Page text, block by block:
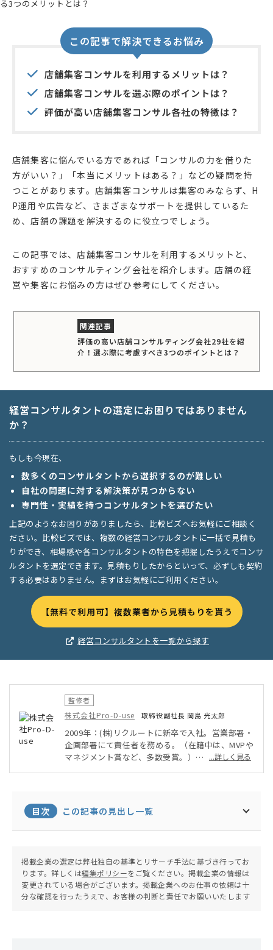
この記事で解決できるお悩み
店舗集客コンサルを利用するメリットは？
店舗集客コンサルを選ぶ際のポイントは？
評価が高い店舗集客コンサル各社の特徴は？
店舗集客に悩んでいる方であれば「コンサルの力を借りた
方がいい？」「本当にメリットはある？」などの疑問を持
つことがあります。店舗集客コンサルは集客のみならず、H
P運用や広告など、さまざまなサポートを提供しているた
め、店舗の課題を解決するのに役立つでしょう。
この記事では、店舗集客コンサルを利用するメリットと、
おすすめのコンサルティング会社を紹介します。店舗の経
営や集客にお悩みの方はぜひ参考にしてください。
評価の高い店舗コンサルティング会社29社を紹
介！選ぶ際に考慮すべき3つのポイントとは？
経営コンサルタントの選定にお困りではありません
か？
もしも今現在、
数多くのコンサルタントから選択するのが難しい
自社の問題に対する解決策が見つからない
専門性・実績を持つコンサルタントを選びたい
上記のようなお困りがありましたら、比較ビズへお気軽にご相談く
ださい。比較ビズでは、複数の経営コンサルタントに一括で見積も
りができ、相場感や各コンサルタントの特色を把握したうえでコンサ
ルタントを選定できます。見積もりしたからといって、必ずしも契約
する必要はありません。まずはお気軽にご利用ください。
【無料で利用可】複数業者から見積もりを貰う
経営コンサルタントを一覧から探す
監修者
株式会社Pro-D-use 取締役副社長 岡島 光太郎
2009年：(株)リクルートに新卒で入社。営業部署・
企画部署にて責任者を務める。（在籍中は、MVPや
マネジメント賞など、多数受賞。）
2014年：アソビュー(株)に転職。その後、営業責任
者、新規事業責任者、事業企画を歴任。
2015年：(株)Pro-D-useを創業。取締役副社長（現
ーケティングを主軸とした売れる仕組み作り、業務
システムの導入・運用、融資を中心とした資金調
達〜財務のコンサルティングを得意としている。
また、個人でも中小企業の融資を支援するサービス
...詳しく見る
目次 この記事の見出し一覧
掲載企業の選定は弊社独自の基準とリサーチ手法に基づき行ってお
ります。詳しくは編集ポリシーをご覧ください。掲載企業の情報は
変更されている場合がございます。掲載企業へのお仕事の依頼は十
分な確認を行ったうえで、お客様の判断と責任でお願いいたします